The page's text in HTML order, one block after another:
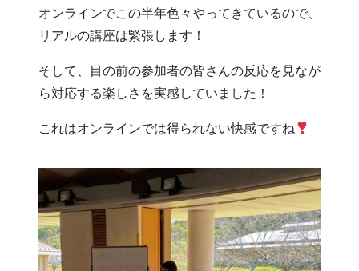
オンラインでこの半年色々やってきているので、
リアルの講座は緊張します！
そして、目の前の参加者の皆さんの反応を見なが
ら対応する楽しさを実感していました！
これはオンラインでは得られない快感ですね